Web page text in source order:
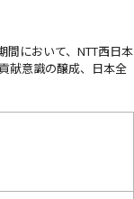
において、NTT西日本
献意識の醸成、日本全